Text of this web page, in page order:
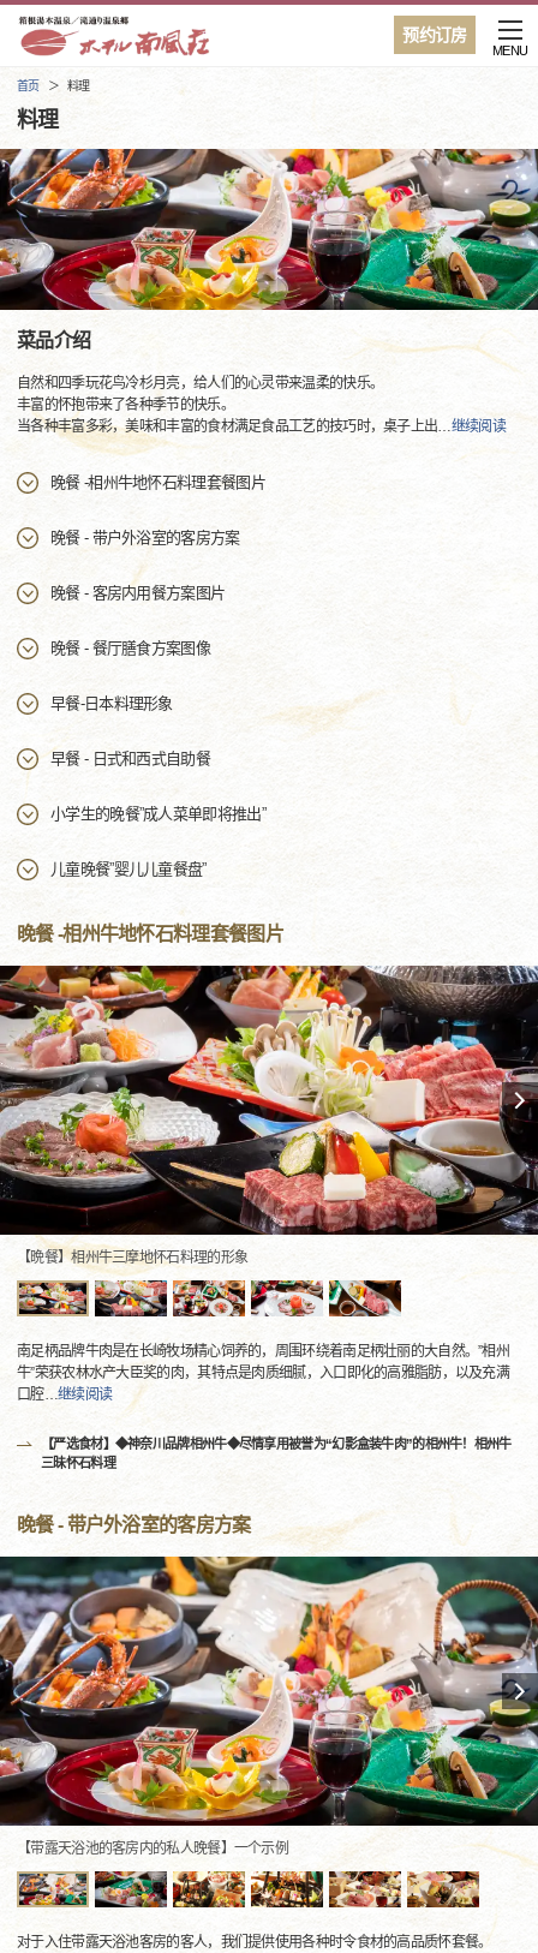
预约订房
MENU
首页 料理
料理
菜品介绍
自然和四季玩花鸟冷杉月亮，给人们的心灵带来温柔的快乐。
丰富的怀抱带来了各种季节的快乐。
当各种丰富多彩，美味和丰富的食材满足食品工艺的技巧时，桌子上出…继续阅读
晚餐 -相州牛地怀石料理套餐图片
晚餐 - 带户外浴室的客房方案
晚餐 - 客房内用餐方案图片
晚餐 - 餐厅膳食方案图像
早餐-日本料理形象
早餐 - 日式和西式自助餐
小学生的晚餐”成人菜单即将推出”
儿童晚餐”婴儿儿童餐盘”
晚餐 -相州牛地怀石料理套餐图片
【晩餐】相州牛三摩地怀石料理的形象
南足柄品牌牛肉是在长崎牧场精心饲养的，周围环绕着南足柄壮丽的大自然。”相州
牛”荣获农林水产大臣奖的肉，其特点是肉质细腻，入口即化的高雅脂肪，以及充满
口腔…继续阅读
【严选食材】◆神奈川品牌相州牛◆尽情享用被誉为“幻影盒装牛肉”的相州牛！相州牛
三昧怀石料理
晚餐 - 带户外浴室的客房方案
【带露天浴池的客房内的私人晚餐】一个示例
对于入住带露天浴池客房的客人，我们提供使用各种时令食材的高品质怀套餐。